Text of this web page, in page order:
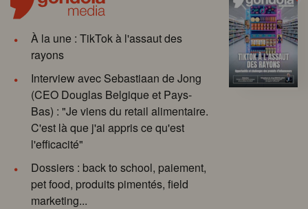
À la une : TikTok à l'assaut des
rayons
Interview avec Sebastiaan de Jong
(CEO Douglas Belgique et Pays-
Bas) : "Je viens du retail alimentaire.
C'est là que j'ai appris ce qu'est
l'efficacité"
Dossiers : back to school, paiement,
pet food, produits pimentés, field
marketing...